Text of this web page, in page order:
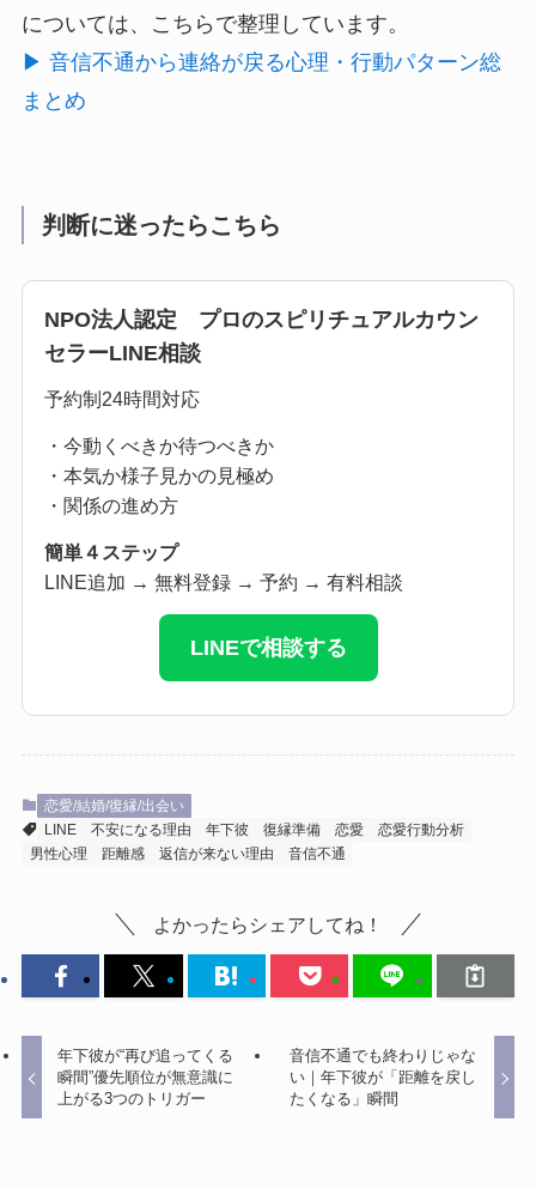
については、こちらで整理しています。
▶︎ 音信不通から連絡が戻る心理・行動パターン総
まとめ
判断に迷ったらこちら
NPO法人認定 プロのスピリチュアルカウン
セラーLINE相談
予約制24時間対応
・今動くべきか待つべきか
・本気か様子見かの見極め
・関係の進め方
簡単４ステップ
LINE追加 → 無料登録 → 予約 → 有料相談
LINEで相談する
恋愛/結婚/復縁/出会い
LINE
不安になる理由 年下彼 復縁準備 恋愛
恋愛行動分析
男性心理
距離感 返信が来ない理由 音信不通
よかったらシェアしてね！
年下彼が“再び追ってくる
瞬間”優先順位が無意識に
上がる3つのトリガー
音信不通でも終わりじゃな
い｜年下彼が「距離を戻し
たくなる」瞬間